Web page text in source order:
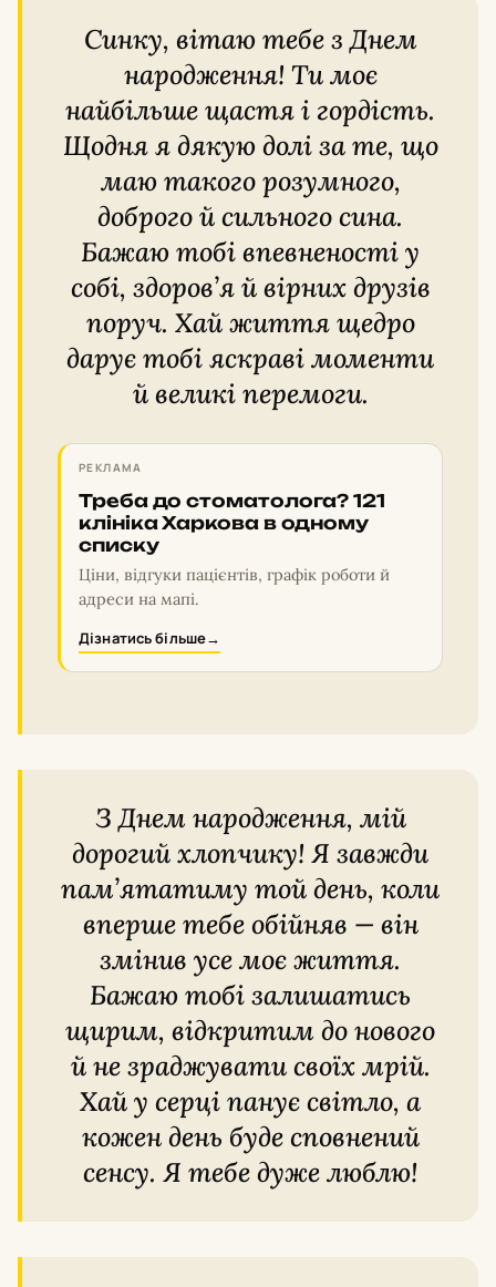
Синку, вітаю тебе з Днем
народження! Ти моє
найбільше щастя і гордість.
Щодня я дякую долі за те, що
маю такого розумного,
доброго й сильного сина.
Бажаю тобі впевненості у
собі, здоров’я й вірних друзів
поруч. Хай життя щедро
дарує тобі яскраві моменти
й великі перемоги.
РЕКЛАМА
Треба до стоматолога? 121
клініка Харкова в одному
списку
Ціни, відгуки пацієнтів, графік роботи й
адреси на мапі.
Дізнатись більше→
З Днем народження, мій
дорогий хлопчику! Я завжди
пам’ятатиму той день, коли
вперше тебе обійняв — він
змінив усе моє життя.
Бажаю тобі залишатись
щирим, відкритим до нового
й не зраджувати своїх мрій.
Хай у серці панує світло, а
кожен день буде сповнений
сенсу. Я тебе дуже люблю!